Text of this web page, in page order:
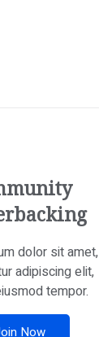
dolor sit amet,
adipiscing elit,
tempor.
Now